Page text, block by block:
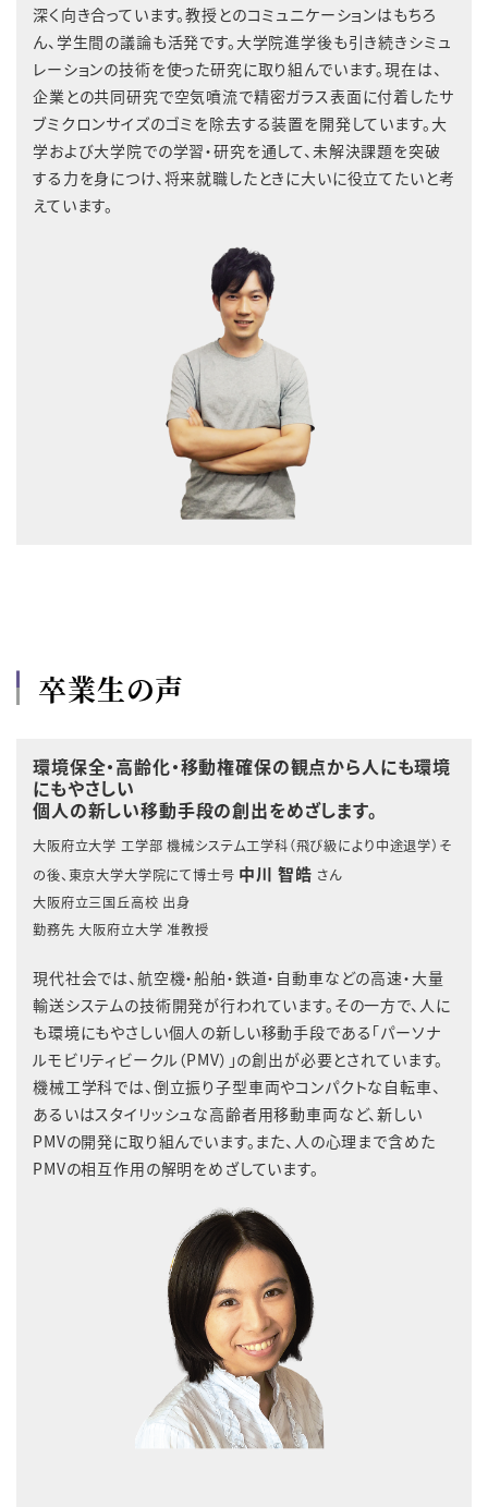
深く向き合っています。教授とのコミュニケーションはもちろ
ん、学生間の議論も活発です。大学院進学後も引き続きシミュ
レーションの技術を使った研究に取り組んでいます。現在は、
企業との共同研究で空気噴流で精密ガラス表面に付着したサ
ブミクロンサイズのゴミを除去する装置を開発しています。大
学および大学院での学習・研究を通して、未解決課題を突破
する力を身につけ、将来就職したときに大いに役立てたいと考
えています。
卒業生の声
環境保全・高齢化・移動権確保の観点から人にも環境
にもやさしい
個人の新しい移動手段の創出をめざします。
大阪府立大学 工学部 機械システム工学科（飛び級により中途退学）そ
の後、東京大学大学院にて博士号 中川 智皓 さん
大阪府立三国丘高校 出身
勤務先 大阪府立大学 准教授
現代社会では、航空機・船舶・鉄道・自動車などの高速・大量
輸送システムの技術開発が行われています。その一方で、人に
も環境にもやさしい個人の新しい移動手段である「パーソナ
ルモビリティビークル（PMV）」の創出が必要とされています。
機械工学科では、倒立振り子型車両やコンパクトな自転車、
あるいはスタイリッシュな高齢者用移動車両など、新しい
PMVの開発に取り組んでいます。また、人の心理まで含めた
PMVの相互作用の解明をめざしています。